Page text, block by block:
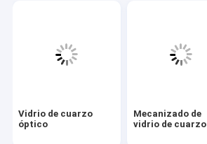
Aparato de cuarzo
Piezas de vidrio personalizadas
Vidrio de cuarzo
óptico
Mecanizado de
vidrio de cuarzo